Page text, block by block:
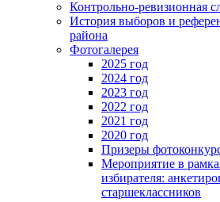
Контрольно-ревизионная
История выборов и
района
Фотогалерея
2025 год
2024 год
2023 год
2022 год
2021 год
2020 год
Призеры
Мероприятие в
избирателя:
старшеклассников